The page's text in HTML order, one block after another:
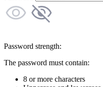
Password strength:
The password must contain:
8 or more characters